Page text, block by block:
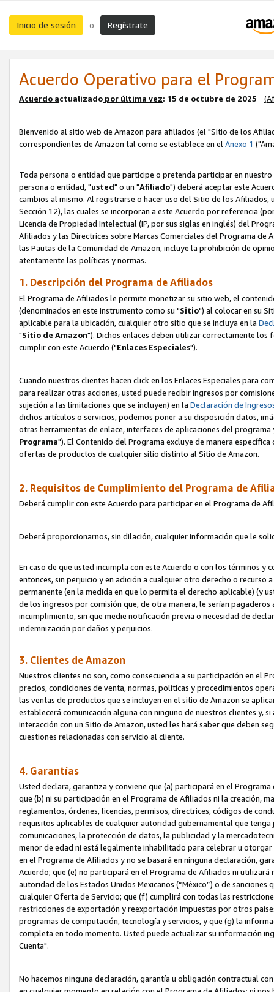
Inicio de sesión o Regístrate
Acuerdo Operativo para el
Acuerdo actualizado por última vez: 15 de octubre de 2025
Bienvenido al sitio web de Amazon para afiliados (el "Sitio de los
correspondientes de Amazon tal como se establece en elAnexo 1
Toda persona o entidad que participe o pretenda participar en
persona o entidad, "usted" o un "Afiliado") deberá aceptar este
cambios al mismo. Al registrarse o hacer uso del Sitio de los
Sección 12), las cuales se incorporan a este Acuerdo por referencia
Licencia de Propiedad Intelectual (IP, por sus siglas en inglés) del
Afiliados y las Directrices sobre Marcas Comerciales del Programa
las Pautas de la Comunidad de Amazon, incluye la prohibición de
atentamente las políticas y normas.
1. Descripción del Programa de Afiliados
El Programa de Afiliados le permite monetizar su sitio web, el
(denominados en este instrumento como su "Sitio") al colocar en su
aplicable para la ubicación, cualquier otro sitio que se incluya en la
"Sitio de Amazon"). Dichos enlaces deben utilizar correctamente los
cumplir con este Acuerdo ("Enlaces Especiales").
Cuando nuestros clientes hacen click en los Enlaces Especiales para
para realizar otras acciones, usted puede recibir ingresos por
sujeción a las limitaciones que se incluyen) en la Declaración de
dichos artículos o servicios, podemos poner a su disposición datos,
otras herramientas de enlace, interfaces de aplicaciones del
Programa"). El Contenido del Programa excluye de manera
ofertas de productos de cualquier sitio distinto al Sitio de Amazon.
2. Requisitos de Cumplimiento del Programa de
Deberá cumplir con este Acuerdo para participar en el Programa de
Deberá proporcionarnos, sin dilación, cualquier información que le
En caso de que usted incumpla con este Acuerdo o con los términos
entonces, sin perjuicio y en adición a cualquier otro derecho o
permanente (en la medida en que lo permita el derecho aplicable) (y
de los ingresos por comisión que, de otra manera, le serían
incumplimiento, sin que medie notificación previa o necesidad de
indemnización por daños y perjuicios.
3. Clientes de Amazon
Nuestros clientes no son, como consecuencia a su participación en el
precios, condiciones de venta, normas, políticas y procedimientos
las ventas de productos que se incluyen en el sitio de Amazon se
establecerá comunicación alguna con ninguno de nuestros clientes y,
interacción con un Sitio de Amazon, usted les hará saber que deben
cuestiones relacionadas con servicio al cliente.
4. Garantías
Usted declara, garantiza y conviene que (a) participará en el
que (b) ni su participación en el Programa de Afiliados ni la creación,
reglamentos, órdenes, licencias, permisos, directrices, códigos de
requisitos aplicables de cualquier autoridad gubernamental que
comunicaciones, la protección de datos, la publicidad y la
menor de edad ni está legalmente inhabilitado para celebrar u
en el Programa de Afiliados y no se basará en ninguna declaración,
Acuerdo; que (e) no participará en el Programa de Afiliados ni
autoridad de los Estados Unidos Mexicanos (“México”) o de
cualquier Oferta de Servicio; que (f) cumplirá con todas las
restricciones de exportación y reexportación impuestas por otros
programas de computación, tecnología y servicios, y que (g) la
completa en todo momento. Usted puede actualizar su información
Cuenta".
No hacemos ninguna declaración, garantía u obligación contractual